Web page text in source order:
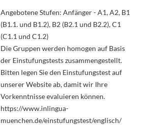
Angebotene Stufen: Anfänger - A1, A2, B1
(B1.1. und B1.2), B2 (B2.1 und B2.2), C1
(C1.1 und C1.2)
Die Gruppen werden homogen auf Basis
der Einstufungstests zusammengestellt.
Bitten legen Sie den Einstufungstest auf
unserer Website ab, damit wir Ihre
Vorkenntnisse evaluieren können.
https://www.inlingua-
muenchen.de/einstufungstest/englisch/